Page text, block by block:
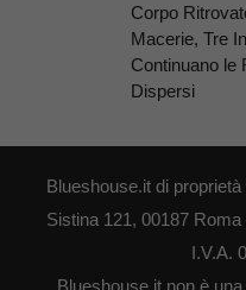
Corpo
Macerie, Tre
Continuano le
Dispersi
Blueshouse.it di
Sistina 121, 00187
I.V.A.
Blueshouse.it non è